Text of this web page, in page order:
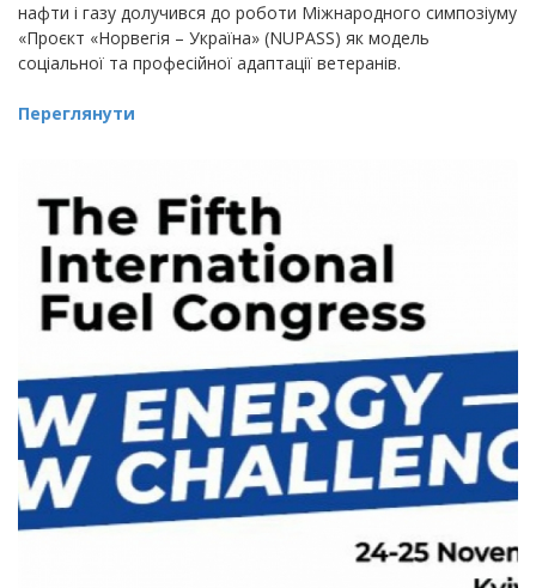
нафти і газу долучився до роботи Міжнародного симпозіуму
«Проєкт «Норвегія – Україна» (NUPASS) як модель
соціальної та професійної адаптації ветеранів.
Переглянути